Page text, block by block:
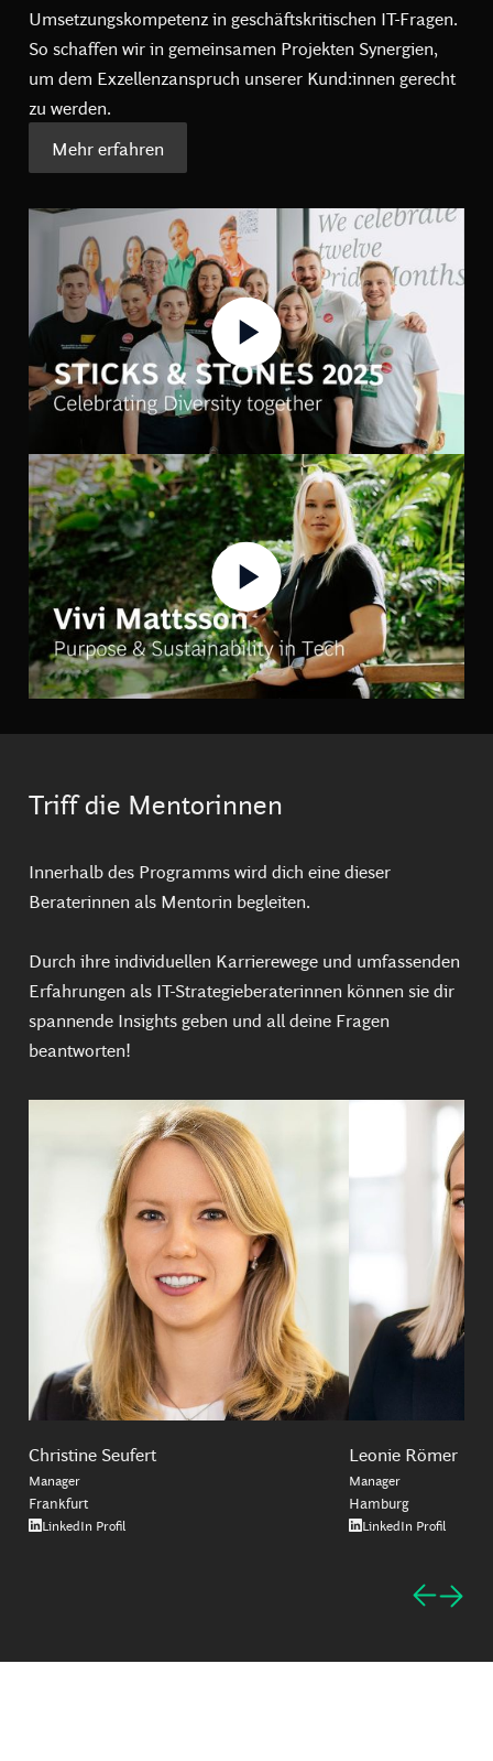
Umsetzungskompetenz in geschäftskritischen IT-Fragen.
So schaffen wir in gemeinsamen Projekten Synergien,
um dem Exzellenzanspruch unserer Kund:innen gerecht
zu werden.
Mehr erfahren
Triff die Mentorinnen
Christine Seufert
Manager
Frankfurt
LinkedIn Profil
Leonie Römer
Manager
Hamburg
LinkedIn Profil
Innerhalb des Programms wird dich eine dieser
Beraterinnen als Mentorin begleiten.
Durch ihre individuellen Karrierewege und umfassenden
Erfahrungen als IT-Strategieberaterinnen können sie dir
spannende Insights geben und all deine Fragen
beantworten!